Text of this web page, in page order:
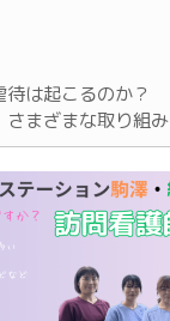
は起こるのか？
さまざまな取り組み